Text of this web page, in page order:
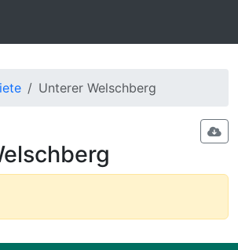
Unterer Welschberg